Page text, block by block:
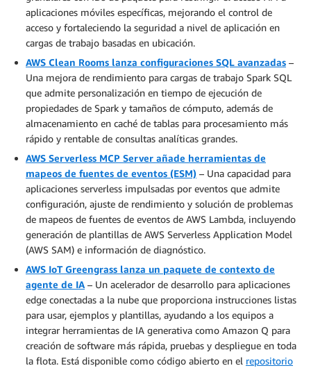
aplicaciones móviles específicas, mejorando el control de
acceso y fortaleciendo la seguridad a nivel de aplicación en
cargas de trabajo basadas en ubicación.
AWS Clean Rooms lanza configuraciones SQL avanzadas –
Una mejora de rendimiento para cargas de trabajo Spark SQL
que admite personalización en tiempo de ejecución de
propiedades de Spark y tamaños de cómputo, además de
almacenamiento en caché de tablas para procesamiento más
rápido y rentable de consultas analíticas grandes.
AWS Serverless MCP Server añade herramientas de
mapeos de fuentes de eventos (ESM) – Una capacidad para
aplicaciones serverless impulsadas por eventos que admite
configuración, ajuste de rendimiento y solución de problemas
de mapeos de fuentes de eventos de AWS Lambda, incluyendo
generación de plantillas de AWS Serverless Application Model
(AWS SAM) e información de diagnóstico.
AWS IoT Greengrass lanza un paquete de contexto de
agente de IA – Un acelerador de desarrollo para aplicaciones
edge conectadas a la nube que proporciona instrucciones listas
para usar, ejemplos y plantillas, ayudando a los equipos a
integrar herramientas de IA generativa como Amazon Q para
creación de software más rápida, pruebas y despliegue en toda
la flota. Está disponible como código abierto en el repositorio